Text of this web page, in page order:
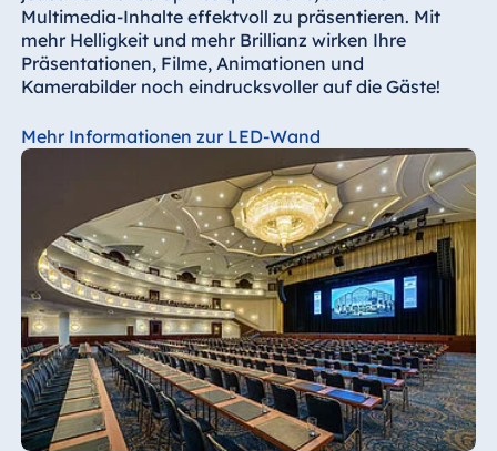
Multimedia-Inhalte effektvoll zu präsentieren. Mit
mehr Helligkeit und mehr Brillianz wirken Ihre
Präsentationen, Filme, Animationen und
Kamerabilder noch eindrucksvoller auf die Gäste!
Mehr Informationen zur LED-Wand